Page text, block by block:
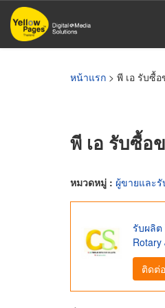
ข้าม
ไป
หน้าแรก > พี เอ รับซื้อ
พี เอ รับซื้อ
หมวดหมู่ : ผู้ขายและรั
รับผลิต
ติดต่